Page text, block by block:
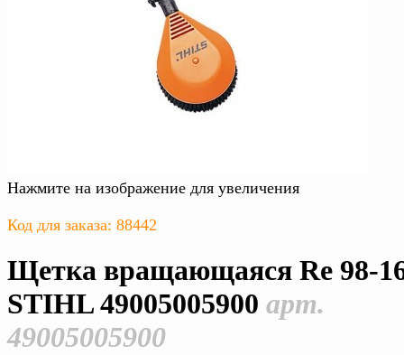
Нажмите на изображение для увеличения
Код для заказа: 88442
Щетка вращающаяся Rе 98-
STIHL 49005005900 арт.
49005005900